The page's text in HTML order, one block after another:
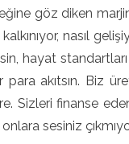
göz diken
kalkınıyor, nasıl
hayat
para akıtsın. Biz
Sizleri finanse
sesiniz